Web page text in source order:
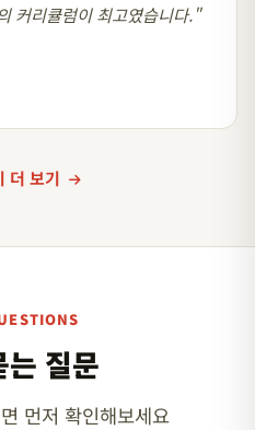
커리큘럼이 최고였습니다."
더 보기
질문
먼저 확인해보세요